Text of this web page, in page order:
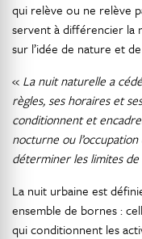
qui relève ou ne relève
servent à différencier la
sur l’idée de nature et
« La nuit naturelle a
règles, ses horaires et
conditionnent et
nocturne ou
déterminer les limites
La nuit urbaine est
ensemble de bornes :
qui conditionnent les